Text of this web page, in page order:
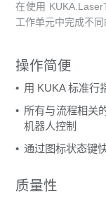
在使用
工作单元中完成不同
操作简便
用 KUKA 标准行
所有与流程相关
机器人控制
通过图标状态键
质量性